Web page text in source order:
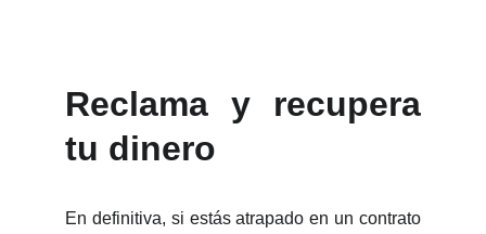
Reclama y recupera
tu dinero
En definitiva, si estás atrapado en un contrato